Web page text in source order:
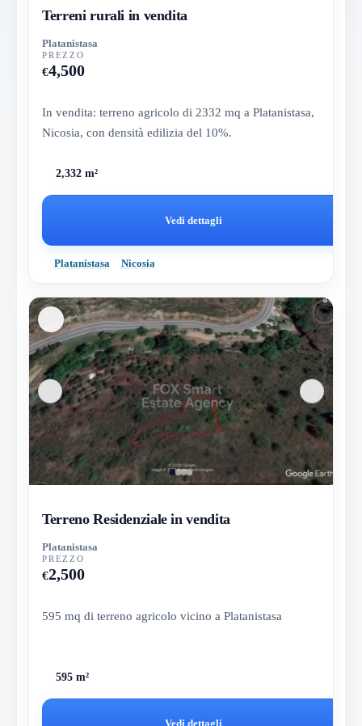
Terreni rurali in vendita
Platanistasa
PREZZO
€4,500
In vendita: terreno agricolo di 2332 mq a Platanistasa,
Nicosia, con densità edilizia del 10%.
2,332 m²
Vedi dettagli
Platanistasa Nicosia
Terreno Residenziale in vendita
Platanistasa
PREZZO
€2,500
595 mq di terreno agricolo vicino a Platanistasa
595 m²
Vedi dettagli